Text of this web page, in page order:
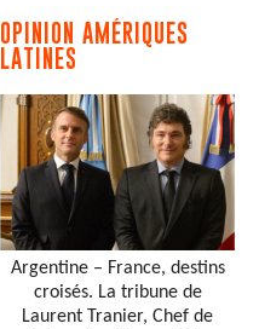
OPINION AMÉRIQUES
LATINES
Argentine – France, destins
croisés. La tribune de
Laurent Tranier, Chef de